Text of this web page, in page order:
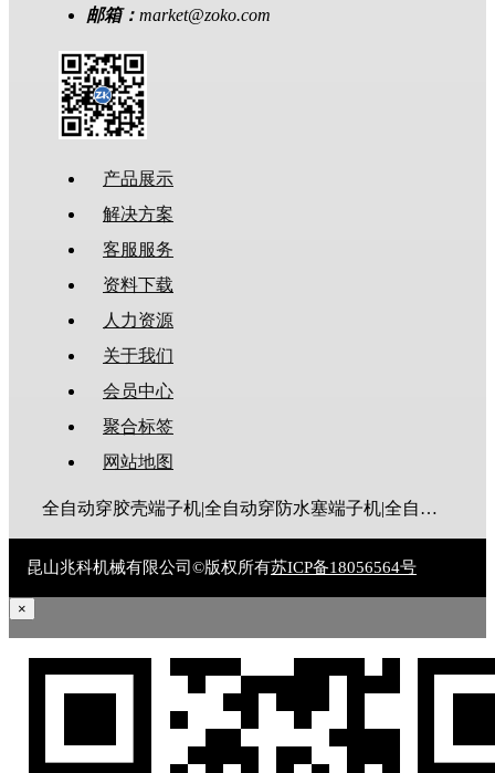
邮箱： market@zoko.com
产品展示
解决方案
客服服务
资料下载
人力资源
关于我们
会员中心
聚合标签
网站地图
全自动穿胶壳端子机|全自动穿防水塞端子机|全自动穿热缩管端子机|全自动穿护套端子机|全自动穿号码管端子机|全自动端子机|全自动穿防水栓端子机|端子压着机|端子压接机|静音端子机|多芯线端子机|护套线端子机|全自动排线端子机|新能源大平方压接机|电脑剥线机|自动剥线机|裁线机|剥线机
昆山兆科机械有限公司©版权所有苏ICP备18056564号
×